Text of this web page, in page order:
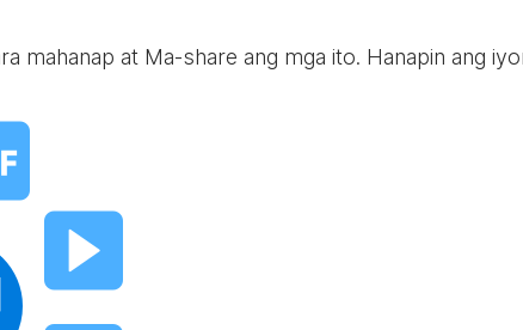
mahanap at Ma-share ang mga ito. Hanapin ang